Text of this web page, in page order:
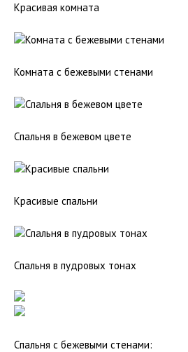
Красивая комната
Комната с бежевыми стенами
Спальня в бежевом цвете
Красивые спальни
Спальня в пудровых тонах
Спальня с бежевыми стенами: